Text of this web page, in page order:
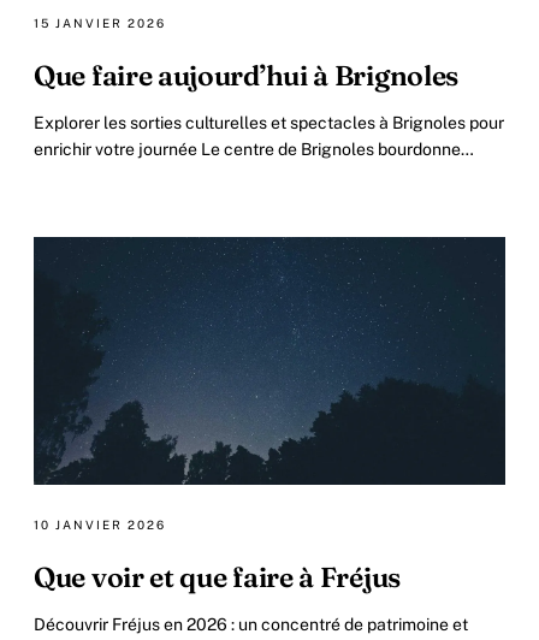
15 JANVIER 2026
Que faire aujourd’hui à Brignoles
Explorer les sorties culturelles et spectacles à Brignoles pour
enrichir votre journée Le centre de Brignoles bourdonne
10 JANVIER 2026
Que voir et que faire à Fréjus
Découvrir Fréjus en 2026 : un concentré de patrimoine et